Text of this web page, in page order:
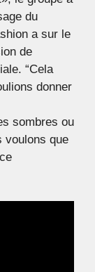
du
a sur le
de
“Cela
donner
sombres ou
voulons que